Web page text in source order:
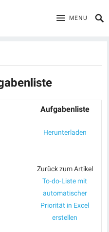
MENU
Aufgabenliste
Herunterladen
Zurück zum Artikel
To-do-Liste mit
automatischer
Priorität in Excel
erstellen